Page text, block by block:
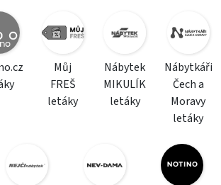
Můj
FREŠ
letáky
Nábytek
MIKULÍK
letáky
Nábytkáři
Čech a
Moravy
letáky